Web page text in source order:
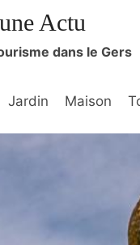
Actu
dans le Gers
Jardin Maison